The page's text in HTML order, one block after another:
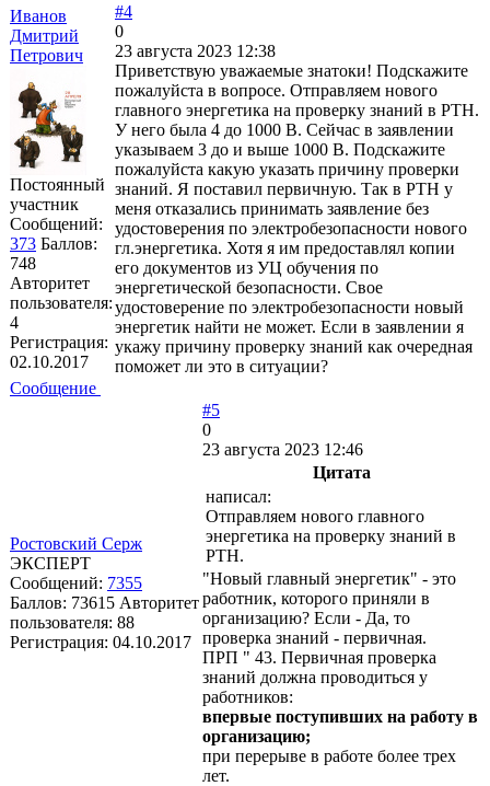
Иванов
Дмитрий
Петрович
Постоянный
участник
Сообщений:
373 Баллов:
748
Авторитет
пользователя:
4
Регистрация:
02.10.2017
#4
0
23 августа 2023 12:38
Приветствую уважаемые знатоки! Подскажите
пожалуйста в вопросе. Отправляем нового
главного энергетика на проверку знаний в РТН.
У него была 4 до 1000 В. Сейчас в заявлении
указываем 3 до и выше 1000 В. Подскажите
пожалуйста какую указать причину проверки
знаний. Я поставил первичную. Так в РТН у
меня отказались принимать заявление без
удостоверения по электробезопасности нового
гл.энергетика. Хотя я им предоставлял копии
его документов из УЦ обучения по
энергетической безопасности. Свое
удостоверение по электробезопасности новый
энергетик найти не может. Если в заявлении я
укажу причину проверку знаний как очередная
поможет ли это в ситуации?
Сообщение
Ростовский Серж
ЭКСПЕРТ
Сообщений: 7355
Баллов: 73615 Авторитет
пользователя: 88
Регистрация: 04.10.2017
#5
0
23 августа 2023 12:46
Цитата
написал:
Отправляем нового главного
энергетика на проверку знаний в
РТН.
"Новый главный энергетик" - это
работник, которого приняли в
организацию? Если - Да, то
проверка знаний - первичная.
ПРП " 43. Первичная проверка
знаний должна проводиться у
работников:
впервые поступивших на работу в
организацию;
при перерыве в работе более трех
лет.